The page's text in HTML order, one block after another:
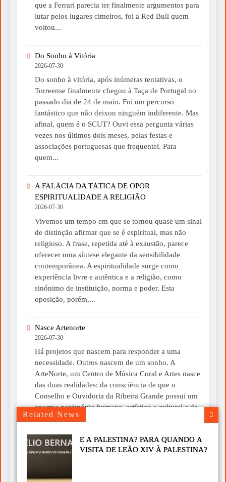
Related News
E A PALESTINA? PARA QUANDO A
VISITA DE LEÃO XIV À PALESTINA?
que a Ferrari parecia ter finalmente argumentos para
lutar pelos lugares cimeiros, foi a Red Bull quem
voltou...
Do Sonho à Vitória
2026-07-30
Do sonho à vitória, após inúmeras tentativas, o
Torreense finalmente chegou à Taça de Portugal no
passado dia de 24 de maio. Foi um percurso
fantástico que não deixou ninguém indiferente. Mas
afinal, quem é o SCUT? Ouvi essa pergunta várias
vezes nos últimos dois meses, pelas festas e
associações portuguesas que frequentei. Para
quem...
A FALÁCIA DA TÁTICA DE OPOR
ESPIRITUALIDADE A RELIGIÃO
2026-07-30
Vivemos um tempo em que se tornou quase um sinal
de distinção afirmar que se é espiritual, mas não
religioso. A frase, repetida até à exaustão, parece
oferecer uma síntese elegante da sensibilidade
contemporânea. A espiritualidade surge como
experiência livre e autêntica e a religião, como
sinónimo de instituição, norma e poder. Esta
oposição, porém,...
Nasce Artenorte
2026-07-30
Há projetos que nascem para responder a uma
necessidade. Outros nascem de um sonho. A
ArteNorte, um Centro de Música Coral e Artes nasce
das duas realidades: da consciência de que o
Conselho e Ouvidoria da Ribeira Grande possui um
enorme património humano, artístico e cultural e da
convicção de que esse património merece ser...
Um livro para ler devagar neste verão
2026-07-30